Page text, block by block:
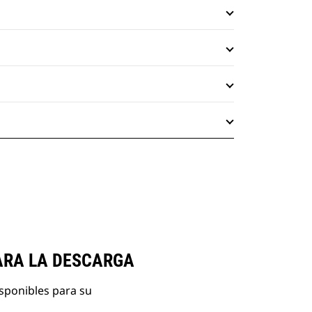
LA DESCARGA
para su